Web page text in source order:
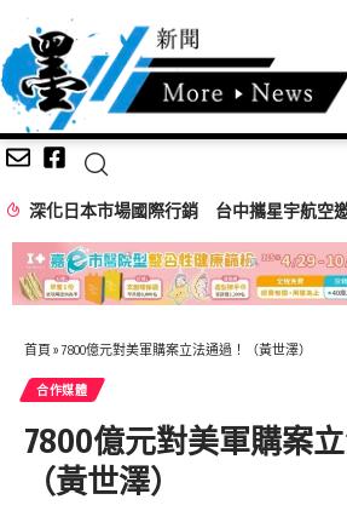
首頁 »7800億元對美軍購案立法通過！（黃世澤）
合作媒體
7800億元對美軍購案立
（黃世澤）